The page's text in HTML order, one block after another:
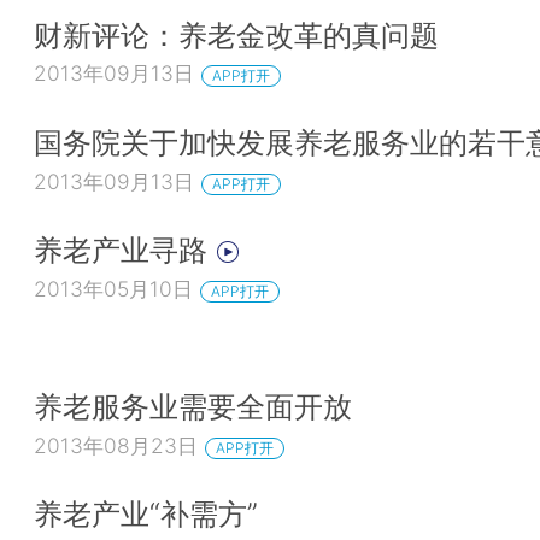
财新评论：养老金改革的真问题
2013年09月13日 APP打开
国务院关于加快发展养老服务业的若干
2013年09月13日 APP打开
养老产业寻路
2013年05月10日 APP打开
养老服务业需要全面开放
2013年08月23日 APP打开
养老产业“补需方”